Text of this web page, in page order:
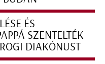
ÉS
SZENTELTÉK
DIAKÓNUST